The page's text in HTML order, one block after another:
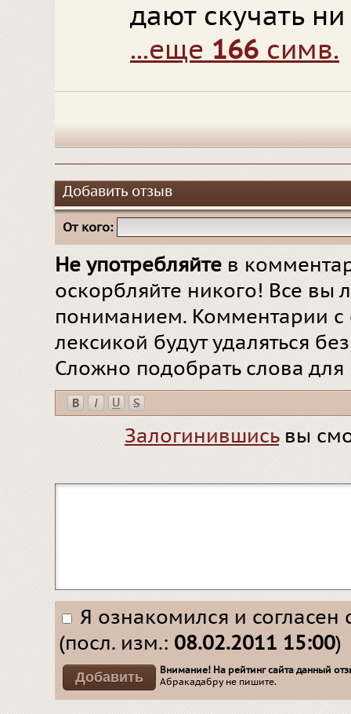
дают скучать
...еще 166 симв.
Добавить отзыв
От кого:
Не употребляйте в
оскорбляйте никого! Все вы
пониманием. Комментарии
лексикой будут удаляться
Сложно подобрать слова
Залогинившисьвы
Я ознакомился и согласен
(посл. изм.: 08.02.2011 15:00)
Внимание! На рейтинг сайта данный
Абракадабру не пишите.